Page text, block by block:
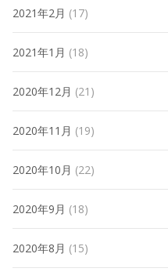
2021年2月 (17)
2021年1月 (18)
2020年12月 (21)
2020年11月 (19)
2020年10月 (22)
2020年9月 (18)
2020年8月 (15)